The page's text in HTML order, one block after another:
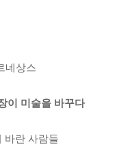
네상스
이 미술을 바꾸다
바란 사람들